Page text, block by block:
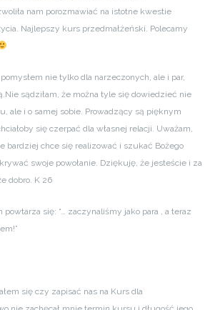
nam porozmawiać na istotne kwestie
Najlepszy kurs przedmałżeński. Polecamy
nie tylko dla narzeczonych, ale i par,
sądziłam, że można tyle się dowiedzieć nie
ale i o samej sobie. Prowadzący są pięknym
się czerpać dla własnej relacji. Uważam,
bardziej chce się realizować i szukać Bożego
swoje powołanie. Dziękuję, że jesteście i za
dobro. K 26
się: “… zaczynaliśmy jako para , a teraz
się czy zapisać nas na Kurs dla